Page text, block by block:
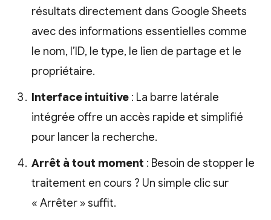
résultats directement dans Google Sheets
avec des informations essentielles comme
le nom, l’ID, le type, le lien de partage et le
propriétaire.
Interface intuitive : La barre latérale
intégrée offre un accès rapide et simplifié
pour lancer la recherche.
Arrêt à tout moment : Besoin de stopper le
traitement en cours ? Un simple clic sur
« Arrêter » suffit.